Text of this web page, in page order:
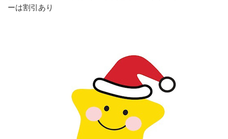
ーは割引あり